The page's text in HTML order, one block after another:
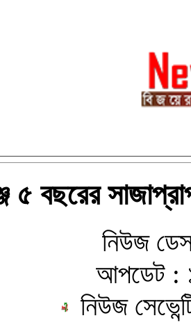
৫ বছরের
নিউজ
আপডেট :
নিউজ